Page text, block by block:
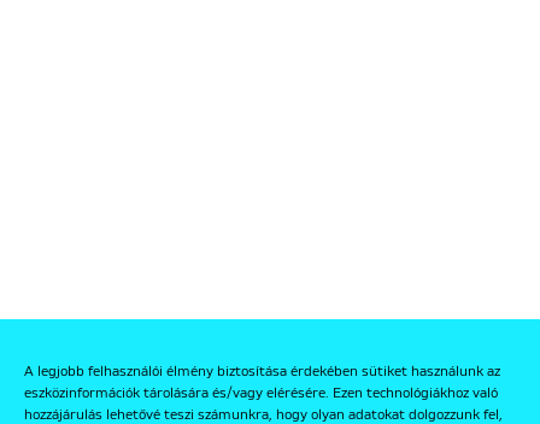
A legjobb felhasználói élmény biztosítása érdekében sütiket használunk az
eszközinformációk tárolására és/vagy elérésére. Ezen technológiákhoz való
hozzájárulás lehetővé teszi számunkra, hogy olyan adatokat dolgozzunk fel,